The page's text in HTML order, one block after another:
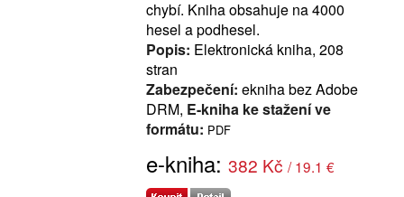
chybí. Kniha obsahuje na 4000
hesel a podhesel.
Popis: Elektronická kniha, 208
stran
Zabezpečení: ekniha bez Adobe
DRM, E-kniha ke stažení ve
formátu: PDF
e-kniha: 382 Kč / 19.1 €